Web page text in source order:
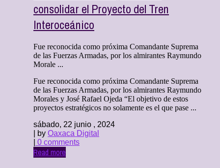
consolidar el Proyecto del Tren
Interoceánico
Fue reconocida como próxima Comandante Suprema
de las Fuerzas Armadas, por los almirantes Raymundo
Morale ...
Fue reconocida como próxima Comandante Suprema
de las Fuerzas Armadas, por los almirantes Raymundo
Morales y José Rafael Ojeda “El objetivo de estos
proyectos estratégicos no solamente es el que pase ...
sábado, 22 junio , 2024
| by Oaxaca Digital
0 comments
Read more